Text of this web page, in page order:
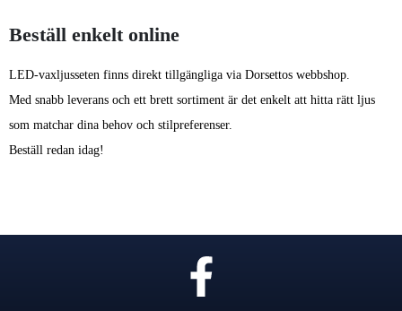
Beställ enkelt online
LED-vaxljusseten finns direkt tillgängliga via Dorsettos webbshop.
Med snabb leverans och ett brett sortiment är det enkelt att hitta rätt ljus
som matchar dina behov och stilpreferenser.
Beställ redan idag!